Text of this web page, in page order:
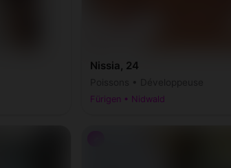
Nissia, 24
Fürigen • Nidwald